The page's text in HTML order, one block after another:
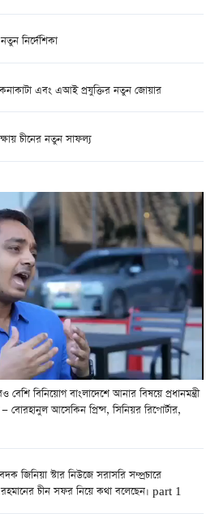
নির্দেশিকা
কেনাকাটা এবং এআই প্রযুক্তির নতুন জোয়ার
চীনের নতুন সাফল্য
বিনিয়োগ বাংলাদেশে আনার বিষয়ে প্রধানমন্ত্রী
বোরহানুল আসেকিন প্রিন্স, সিনিয়র রিপোর্টার,
জিনিয়া স্টার নিউজে সরাসরি সম্প্রচারে
রহমানের চীন সফর নিয়ে কথা বলেছেন। part 1